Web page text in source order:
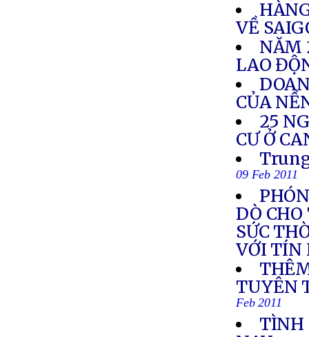
VỀ
NĂM
LAO
CỦA
25
CƯ Ở
09 Feb 2011
DÒ
SỨC
VỚI TÍN
TUYÊN
Feb 2011
TÌNH